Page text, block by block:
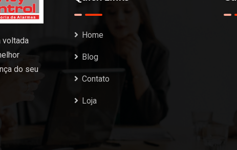
voltada
do seu
Home
Blog
Contato
Loja